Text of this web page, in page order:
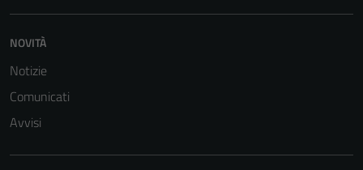
NOVITÀ
Notizie
Comunicati
Avvisi